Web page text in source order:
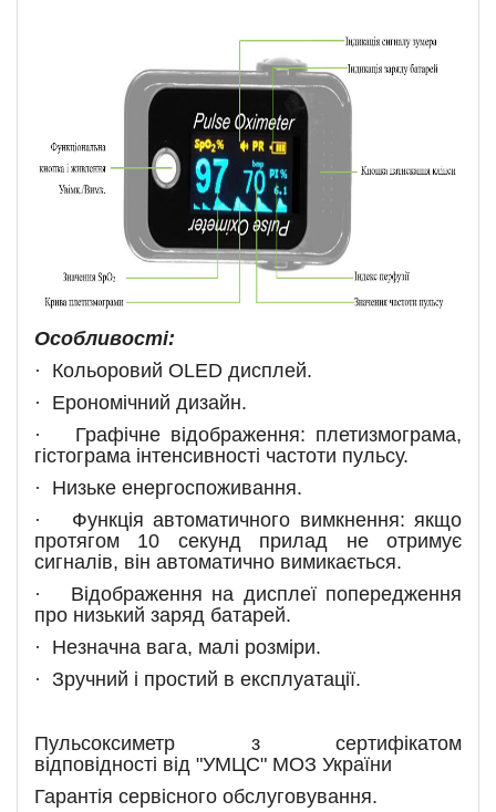
Особливості:
·
Кольоровий OLED дисплей.
·
Ерономічний дизайн.
·
Графічне відображення: плетизмограма,
гістограма інтенсивності частоти пульсу.
·
Низьке енергоспоживання.
·
Функція автоматичного вимкнення: якщо
протягом 10 секунд прилад не отримує
сигналів, він автоматично вимикається.
·
Відображення на дисплеї попередження
про низький заряд батарей.
·
Незначна вага, малі розміри.
· Зручний і простий в експлуатації.
Пульсоксиметр з сертифікатом
відповідності від "УМЦС" МОЗ України
Гарантія сервісного обслуговування.